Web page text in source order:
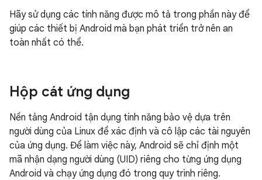
Hãy sử dụng các tính năng được mô tả trong phần này để
giúp các thiết bị Android mà bạn phát triển trở nên an
toàn nhất có thể.
Hộp cát ứng dụng
Nền tảng Android tận dụng tính năng bảo vệ dựa trên
người dùng của Linux để xác định và cô lập các tài nguyên
của ứng dụng. Để làm việc này, Android sẽ chỉ định một
mã nhận dạng người dùng (UID) riêng cho từng ứng dụng
Android và chạy ứng dụng đó trong quy trình riêng.